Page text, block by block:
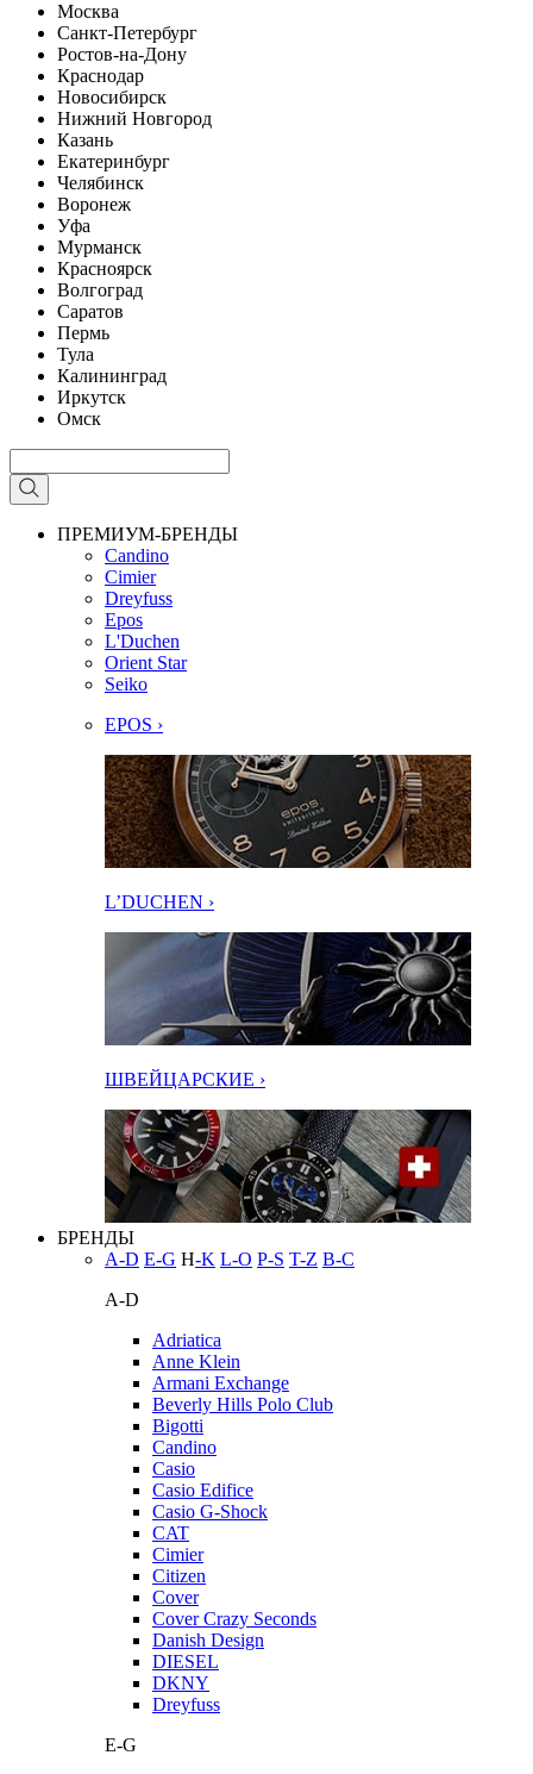
Москва
Санкт-Петербург
Ростов-на-Дону
Краснодар
Новосибирск
Нижний Новгород
Казань
Екатеринбург
Челябинск
Воронеж
Уфа
Мурманск
Красноярск
Волгоград
Саратов
Пермь
Тула
Калининград
Иркутск
Омск
ПРЕМИУМ-БРЕНДЫ
Candino
Cimier
Dreyfuss
Epos
L'Duchen
Orient Star
Seiko
EPOS ›
L’DUCHEN ›
ШВЕЙЦАРСКИЕ ›
БРЕНДЫ
A-D E-G H-K L-O P-S T-Z В-С
A-D
Adriatica
Anne Klein
Armani Exchange
Beverly Hills Polo Club
Bigotti
Candino
Casio
Casio Edifice
Casio G-Shock
CAT
Cimier
Citizen
Cover
Cover Crazy Seconds
Danish Design
DIESEL
DKNY
Dreyfuss
E-G